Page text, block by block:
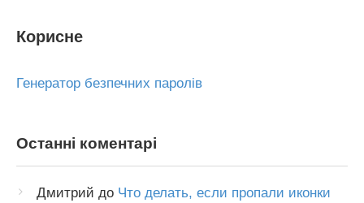
Корисне
Генератор безпечних паролів
Останні коментарі
Дмитрий до Что делать, если пропали иконки